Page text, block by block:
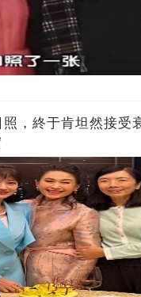
，終于肯坦然接受